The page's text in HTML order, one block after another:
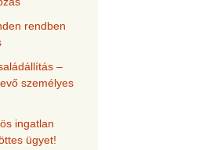
rendben
–
személyes
ingatlan
ügyet!